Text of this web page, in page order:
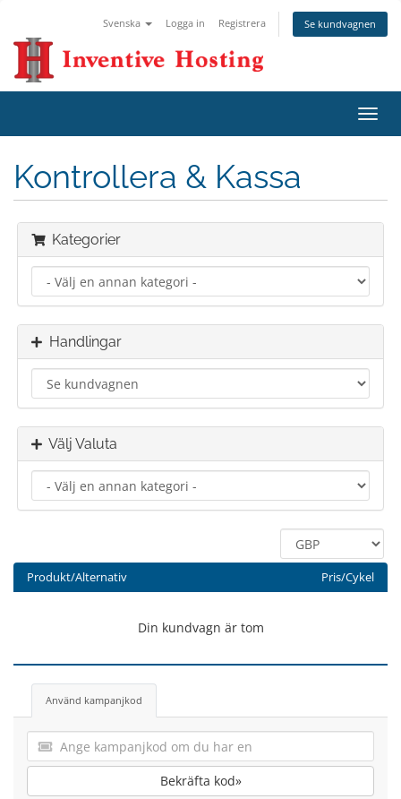
Svenska Logga in Registrera Se kundvagnen
Växla
Kontrollera & Kassa
Kategorier
Handlingar
Välj Valuta
Produkt/Alternativ Pris/Cykel
Din kundvagn är tom
Använd kampanjkod
Bekräfta kod»